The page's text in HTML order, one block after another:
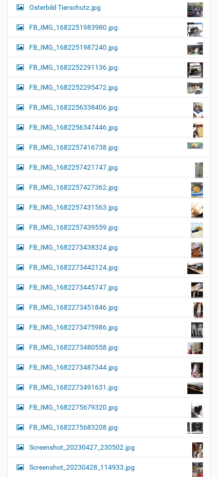
Osterbild Tierschutz.jpg
FB_IMG_1682251983980.jpg
FB_IMG_1682251987240.jpg
FB_IMG_1682252291136.jpg
FB_IMG_1682252295472.jpg
FB_IMG_1682256338406.jpg
FB_IMG_1682256347446.jpg
FB_IMG_1682257416738.jpg
FB_IMG_1682257421747.jpg
FB_IMG_1682257427362.jpg
FB_IMG_1682257431563.jpg
FB_IMG_1682257439559.jpg
FB_IMG_1682273438324.jpg
FB_IMG_1682273442124.jpg
FB_IMG_1682273445747.jpg
FB_IMG_1682273451846.jpg
FB_IMG_1682273475986.jpg
FB_IMG_1682273480558.jpg
FB_IMG_1682273487344.jpg
FB_IMG_1682273491631.jpg
FB_IMG_1682275679320.jpg
FB_IMG_1682275683208.jpg
Screenshot_20230427_230502.jpg
Screenshot_20230428_114933.jpg